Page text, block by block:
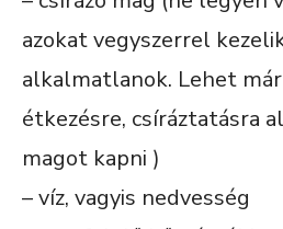
azokat vegyszerrel
alkalmatlanok. Lehet
étkezésre, csíráztatásra
magot kapni )
– víz, vagyis nedvesség